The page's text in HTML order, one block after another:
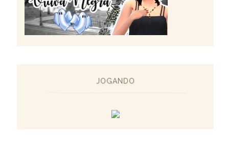
JOGANDO